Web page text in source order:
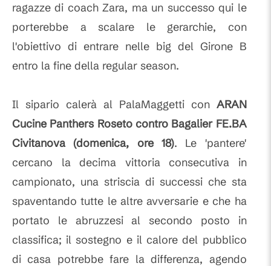
ragazze di coach Zara, ma un successo qui le
porterebbe a scalare le gerarchie, con
l'obiettivo di entrare nelle big del Girone B
entro la fine della regular season.
Il sipario calerà al PalaMaggetti con ARAN
Cucine Panthers Roseto contro Bagalier FE.BA
Civitanova (domenica, ore 18). Le 'pantere'
cercano la decima vittoria consecutiva in
campionato, una striscia di successi che sta
spaventando tutte le altre avversarie e che ha
portato le abruzzesi al secondo posto in
classifica; il sostegno e il calore del pubblico
di casa potrebbe fare la differenza, agendo